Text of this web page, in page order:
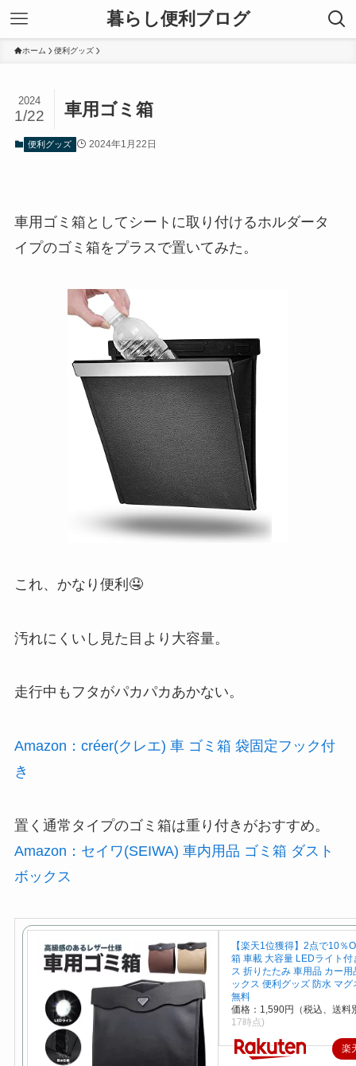
暮らし便利ブログ
ホーム 便利グッズ
車用ゴミ箱
2024
1/22
便利グッズ 2024年1月22日
車用ゴミ箱としてシートに取り付けるホルダータ
イプのゴミ箱をプラスで置いてみた。
これ、かなり便利🤤
汚れにくいし見た目より大容量。
走行中もフタがパカパカあかない。
Amazon：créer(クレエ) 車 ゴミ箱 袋固定フック付
き
置く通常タイプのゴミ箱は重り付きがおすすめ。
Amazon：セイワ(SEIWA) 車内用品 ゴミ箱 ダスト
ボックス
【楽天1位獲得】2点で10％
箱 車載 大容量 LEDライト付
ス 折りたたみ 車用品 カー用
ックス 便利グッズ 防水 マグ
無料
価格：1,590円（税込、送料
17時点)
楽